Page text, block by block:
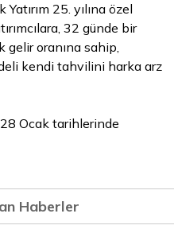
Yatırım 25. yılına özel
32 günde bir
gelir oranına sahip,
kendi tahvilini harka arz
Ocak tarihlerinde
Haberler